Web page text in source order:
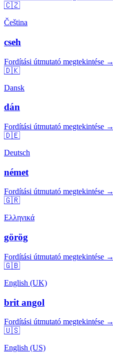
🇨🇿
Čeština
cseh
Fordítási útmutató megtekintése →
🇩🇰
Dansk
dán
Fordítási útmutató megtekintése →
🇩🇪
Deutsch
német
Fordítási útmutató megtekintése →
🇬🇷
Ελληνικά
görög
Fordítási útmutató megtekintése →
🇬🇧
English (UK)
brit angol
Fordítási útmutató megtekintése →
🇺🇸
English (US)